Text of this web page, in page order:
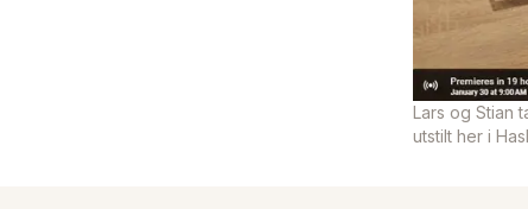
Lars og Stian
utstilt her i